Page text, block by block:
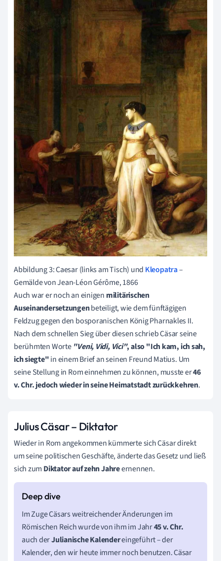
Abbildung 3: Caesar (links am Tisch) und Kleopatra–
Gemälde von Jean-Léon Gérôme, 1866
Auch war er noch an einigen militärischen
Auseinandersetzungenbeteiligt, wie dem fünftägigen
Feldzug gegen den bosporanischen König Pharnakles II.
Nach dem schnellen Sieg über diesen schrieb Cäsar seine
berühmten Worte "Veni, Vidi, Vici", also "Ich kam, ich sah,
ich siegte"in einem Brief an seinen Freund Matius. Um
seine Stellung in Rom einnehmen zu können, musste er46
v. Chr. jedoch wieder in seine Heimatstadt zurückkehren.
Julius Cäsar – Diktator
Wieder in Rom angekommen kümmerte sich Cäsar direkt
um seine politischen Geschäfte, änderte das Gesetz und ließ
sich zum Diktator auf zehn Jahreernennen.
Im Zuge Cäsars weitreichender Änderungen im
Römischen Reich wurde von ihm im Jahr45 v. Chr.
auch derJulianische Kalendereingeführt – der
Kalender, den wir heute immer noch benutzen. Cäsar